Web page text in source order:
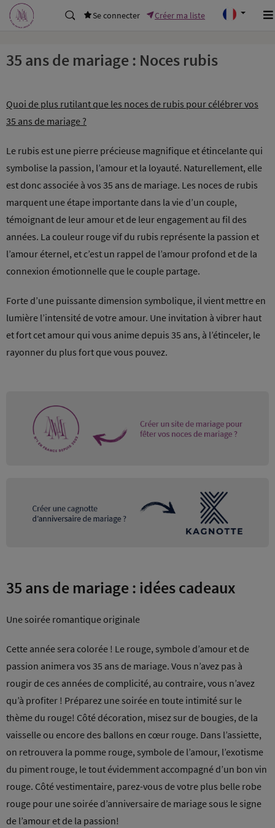
Se connecter Créer ma liste
35 ans de mariage : Noces rubis
Quoi de plus rutilant que les noces de rubis pour célébrer vos
35 ans de mariage ?
Le rubis est une pierre précieuse magnifique et étincelante qui
symbolise la passion, l’amour et la loyauté. Naturellement, elle
est donc associée à vos 35 ans de mariage. Les noces de rubis
marquent une étape importante dans la vie d’un couple,
témoignant de leur amour et de leur engagement au fil des
années. La couleur rouge vif du rubis représente la passion et
l’amour éternel, et c’est un rappel de l’amour profond et de la
connexion émotionnelle que le couple partage.
Forte d’une puissante dimension symbolique, il vient mettre en
lumière l’intensité de votre amour. Une invitation à vibrer haut
et fort cet amour qui vous anime depuis 35 ans, à l’étinceler, le
rayonner du plus fort que vous pouvez.
35 ans de mariage : idées cadeaux
Une soirée romantique originale
Cette année sera colorée ! Le rouge, symbole d’amour et de
passion animera vos 35 ans de mariage. Vous n’avez pas à
rougir de ces années de complicité, au contraire, vous n’avez
qu’à profiter ! Préparez une soirée en toute intimité sur le
thème du rouge! Côté décoration, misez sur de bougies, de la
vaisselle ou encore des ballons en cœur rouge. Dans l’assiette,
on retrouvera la pomme rouge, symbole de l’amour, l’exotisme
du piment rouge, le tout évidemment accompagné d’un bon vin
rouge. Côté vestimentaire, parez-vous de votre plus belle robe
rouge pour une soirée d’anniversaire de mariage sous le signe
de l’amour et de la passion!